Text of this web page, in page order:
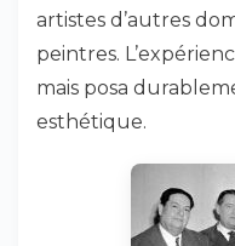
artistes d’autres
peintres.
mais posa
esthétique.